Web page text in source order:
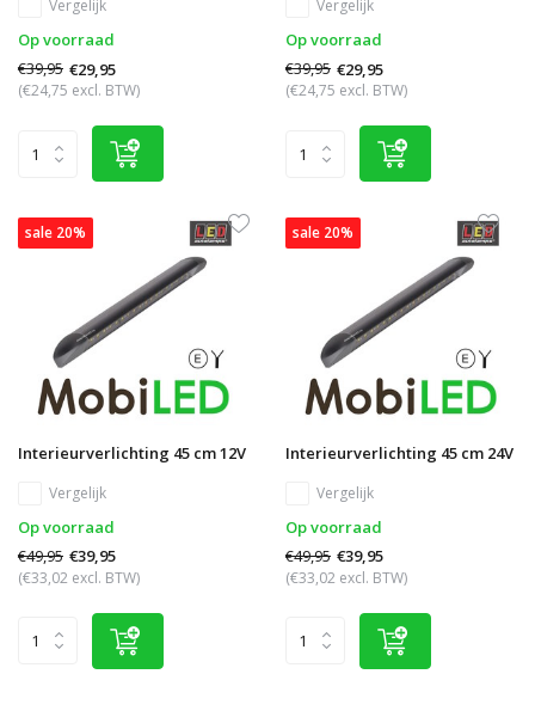
Vergelijk
Op voorraad
€39,95 €29,95
(€24,75 excl. BTW)
Vergelijk
Op voorraad
€39,95 €29,95
(€24,75 excl. BTW)
sale 20%
Interieurverlichting 45 cm 12V
Vergelijk
Op voorraad
€49,95 €39,95
(€33,02 excl. BTW)
sale 20%
Interieurverlichting 45 cm 24V
Vergelijk
Op voorraad
€49,95 €39,95
(€33,02 excl. BTW)